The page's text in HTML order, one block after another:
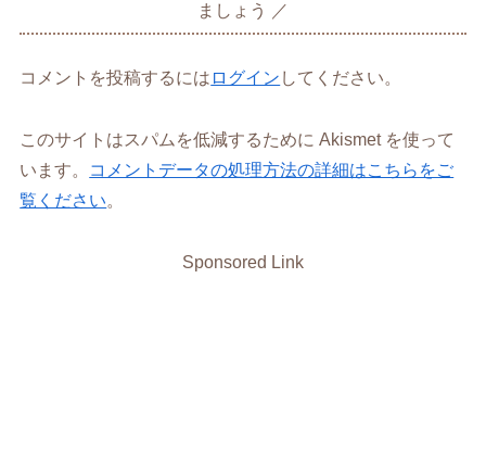
ましょう
コメントを投稿するには ログイン してください。
このサイトはスパムを低減するために Akismet を使って
います。
コメントデータの処理方法の詳細はこちらをご
覧ください。
Sponsored Link